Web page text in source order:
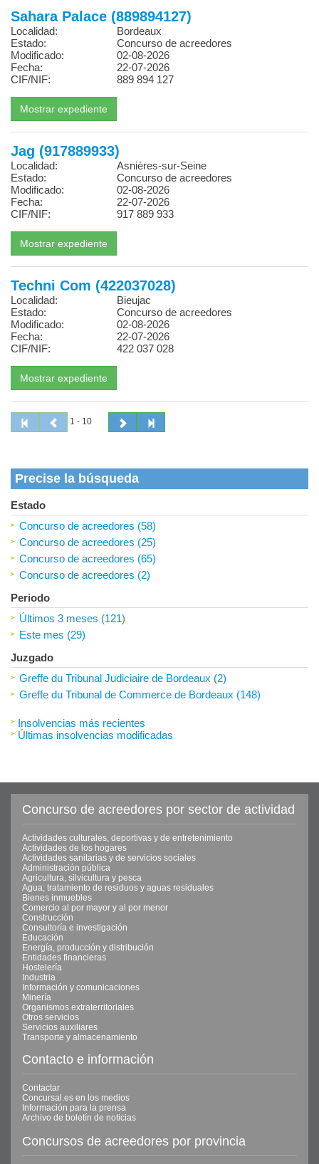
Sahara Palace (889894127)
Localidad:
Bordeaux
Estado:
Concurso de acreedores
Modificado:
02-08-2026
Fecha:
22-07-2026
CIF/NIF:
889 894 127
Jag (917889933)
Localidad:
Asnières-sur-Seine
Estado:
Concurso de acreedores
Modificado:
02-08-2026
Fecha:
22-07-2026
CIF/NIF:
917 889 933
Techni Com (422037028)
Localidad:
Bieujac
Estado:
Concurso de acreedores
Modificado:
02-08-2026
Fecha:
22-07-2026
CIF/NIF:
422 037 028
1 - 10
Precise la búsqueda
Estado
Concurso de acreedores (58)
Concurso de acreedores (25)
Concurso de acreedores (65)
Concurso de acreedores (2)
Periodo
Últimos 3 meses (121)
Este mes (29)
Juzgado
Greffe du Tribunal Judiciaire de Bordeaux (2)
Greffe du Tribunal de Commerce de Bordeaux (148)
Insolvencias más recientes
Últimas insolvencias modificadas
Concurso de acreedores por sector de actividad
Actividades culturales, deportivas y de entretenimiento
Actividades de los hogares
Actividades sanitarias y de servicios sociales
Administración pública
Agricultura, silvicultura y pesca
Agua; tratamiento de residuos y aguas residuales
Bienes inmuebles
Comercio al por mayor y al por menor
Construcción
Consultoría e investigación
Educación
Energía, producción y distribución
Entidades financieras
Hostelería
Industria
Información y comunicaciones
Minería
Organismos extraterritoriales
Otros servicios
Servicios auxiliares
Transporte y almacenamiento
Contacto e información
Contactar
Concursal.es en los medios
Información para la prensa
Archivo de boletín de noticias
Concursos de acreedores por provincia